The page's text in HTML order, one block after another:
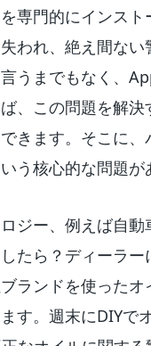
専門的にインスト
われ、絶え間ない
うまでもなく、
、この問題を解決
きます。そこに、
う核心的な問題が
ジー、例えば自動
たら？ディーラー
ランドを使ったオ
す。週末にDIYで